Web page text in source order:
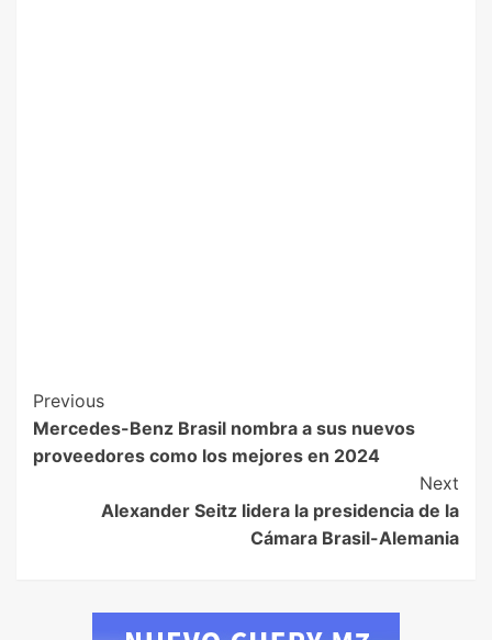
Previous
Mercedes-Benz Brasil nombra a sus nuevos
proveedores como los mejores en 2024
Next
Alexander Seitz lidera la presidencia de la
Cámara Brasil-Alemania